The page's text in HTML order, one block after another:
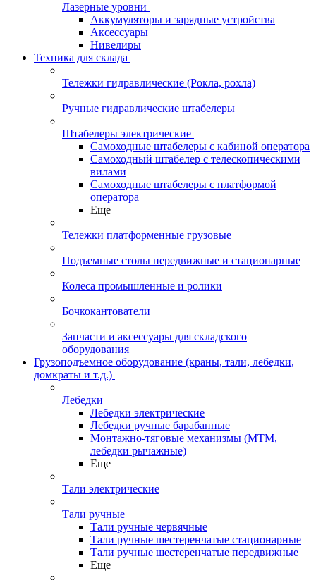
Лазерные уровни
Аккумуляторы и зарядные устройства
Аксессуары
Нивелиры
Техника для склада
Тележки гидравлические (Рокла, рохла)
Ручные гидравлические штабелеры
Штабелеры электрические
Самоходные штабелеры с кабиной оператора
Самоходный штабелер с телескопическими
вилами
Самоходные штабелеры с платформой
оператора
Еще
Тележки платформенные грузовые
Подъемные столы передвижные и стационарные
Колеса промышленные и ролики
Бочкокантователи
Запчасти и аксессуары для складского
оборудования
Грузоподъемное оборудование (краны, тали, лебедки,
домкраты и т.д.)
Лебедки
Лебедки электрические
Лебедки ручные барабанные
Монтажно-тяговые механизмы (МТМ,
лебедки рычажные)
Еще
Тали электрические
Тали ручные
Тали ручные червячные
Тали ручные шестеренчатые стационарные
Тали ручные шестеренчатые передвижные
Еще